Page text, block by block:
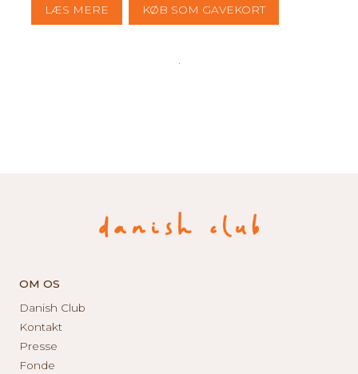
LÆS MERE KØB SOM GAVEKORT
OM OS
Danish Club
Kontakt
Presse
Fonde